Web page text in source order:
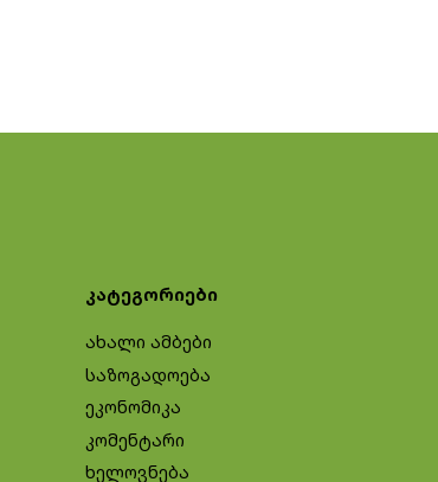
კატეგორიები
ახალი ამბები
საზოგადოება
ეკონომიკა
კომენტარი
ხელოვნება